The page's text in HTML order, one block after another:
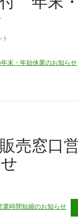
ト
末・年始休業のお知らせ
売窓口
業時間短縮のお知らせ